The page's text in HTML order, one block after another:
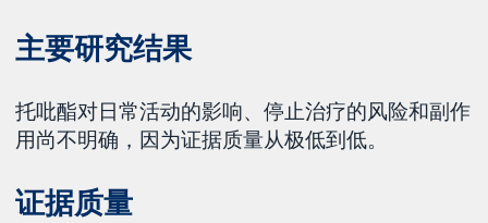
主要研究结果
托吡酯对日常活动的影响、停止治疗的风险和副作
用尚不明确，因为证据质量从极低到低。
证据质量